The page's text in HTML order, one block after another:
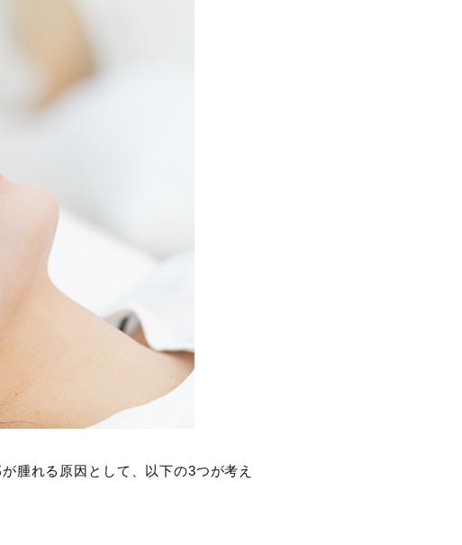
腫れる原因として、以下の3つが考え